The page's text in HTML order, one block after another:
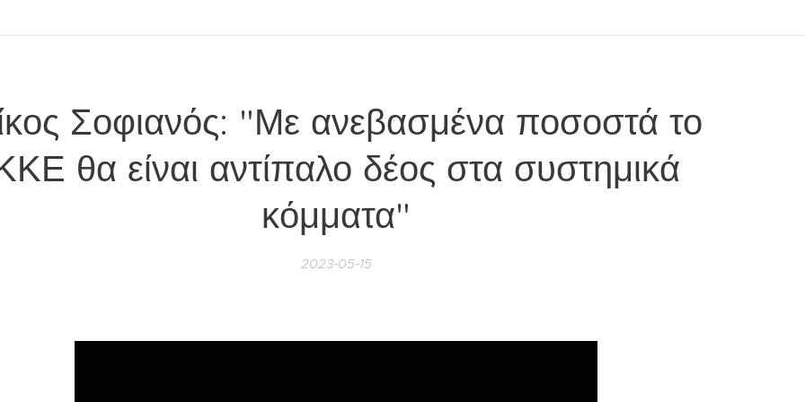
Σοφιανός: "Με ανεβασμένα ποσοστά το
θα είναι αντίπαλο δέος στα συστημικά
κόμματα"
2023-05-15